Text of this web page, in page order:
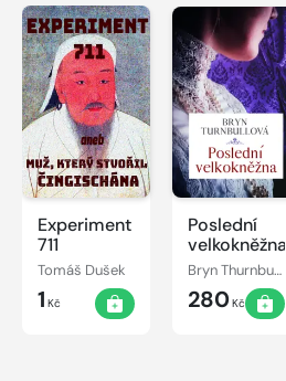
Experiment
711
Tomáš Dušek
1 Kč
Poslední
velkokněžna
Bryn Thurnbullová
280Kč